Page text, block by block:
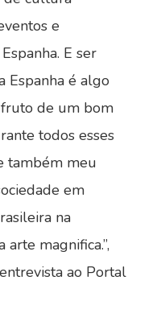
e
E ser
Espanha é algo
de um bom
todos esses
também meu
em
na
arte magnifica.”,
ao Portal